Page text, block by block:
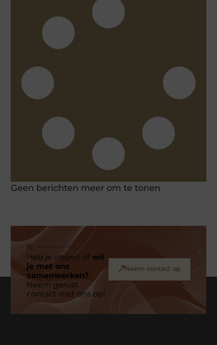
Geen berichten meer om te tonen
Heb je vragen ofwil
je met ons
samenwerken?
Neem gerust
contact met ons op!
Neem contact op